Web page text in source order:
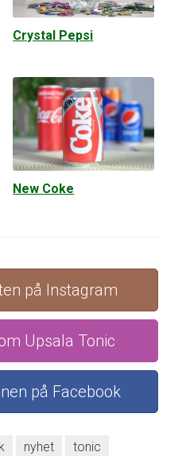
Crystal Pepsi
New Coke
på Instagram
Upsala Tonic
på Facebook
nyhet
tonic